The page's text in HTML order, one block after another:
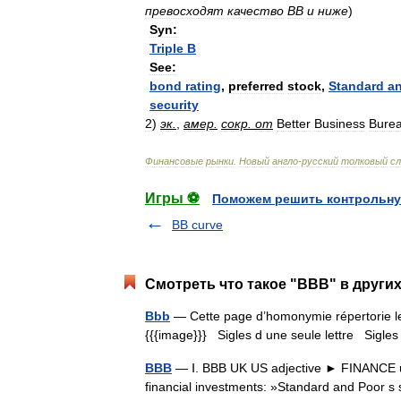
превосходят качество BB и ниже)
Syn:
Triple B
See:
bond rating, preferred stock, Standard
security
2) эк амер сокр от Better Business
Финансовые рынки Новый англо-русский толковый
Игры ⚽
Поможем решить
BB curve
Смотреть что такое "BBB" в
Bbb — Cette page d’homonymie répertorie
{{{image}}} Sigles d une seule lettre
BBB — Ⅰ. BBB UK US adjective ►
financial investments: »Standard and Poor